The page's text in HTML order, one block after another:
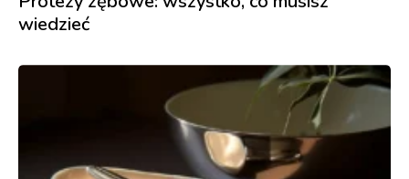
wiedzieć